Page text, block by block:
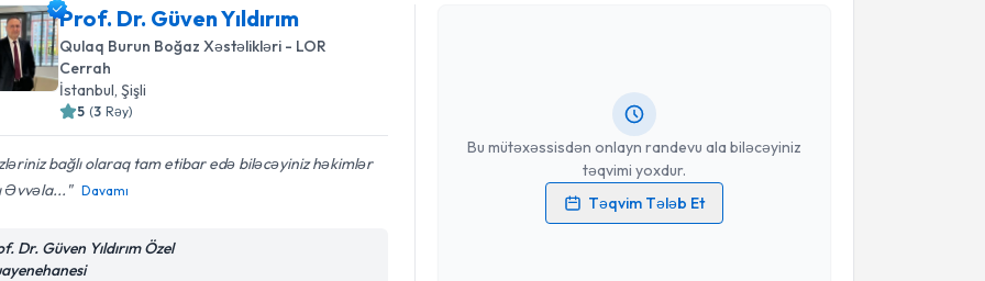
Prof. Dr. Güven Yıldırım
Qulaq Burun Boğaz Xəstəlikləri - LOR
Cerrah
İstanbul, Şişli
5 (3 Rəy)
bağlı olaraq tam etibar edə biləcəyiniz həkimlər
Əvvəla...
Davamı
Dr. Güven Yıldırım Özel
Bu mütəxəssisdən onlayn randevu ala biləcəyiniz
təqvimi yoxdur.
Təqvim Tələb Et
Şəxsi məlumatlarımın emal edilməsinə dair